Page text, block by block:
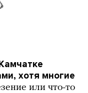
хотя многие
или что-то